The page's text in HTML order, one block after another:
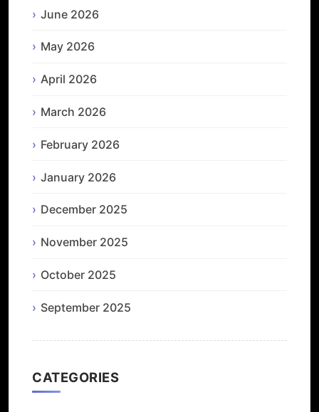
June 2026
May 2026
April 2026
March 2026
February 2026
January 2026
December 2025
November 2025
October 2025
September 2025
CATEGORIES